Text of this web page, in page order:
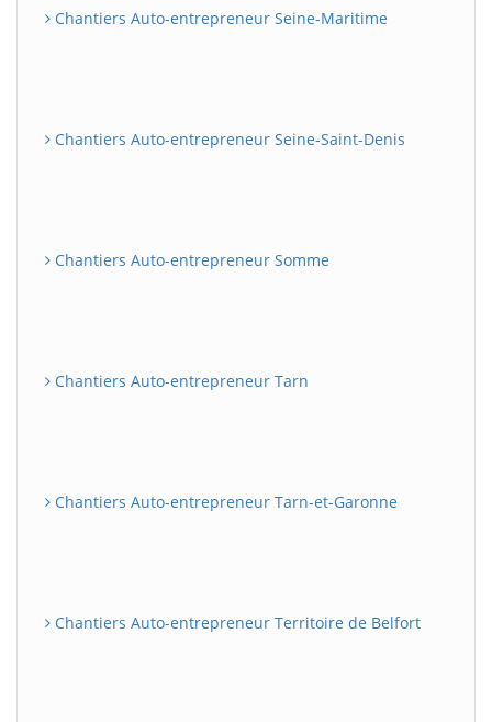
Chantiers Auto-entrepreneur Seine-Maritime
Chantiers Auto-entrepreneur Seine-Saint-Denis
Chantiers Auto-entrepreneur Somme
Chantiers Auto-entrepreneur Tarn
Chantiers Auto-entrepreneur Tarn-et-Garonne
Chantiers Auto-entrepreneur Territoire de Belfort